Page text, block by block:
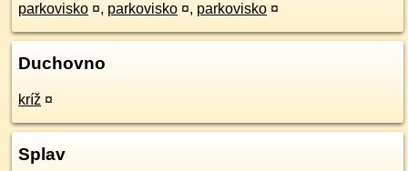
parkovisko ¤, parkovisko ¤, parkovisko ¤
Duchovno
kríž ¤
Splav